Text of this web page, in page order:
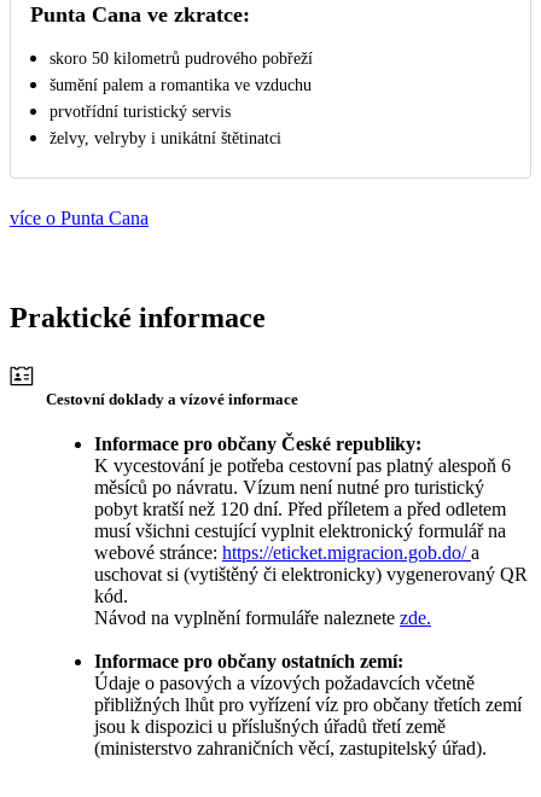
Punta Cana ve zkratce:
skoro 50 kilometrů pudrového pobřeží
šumění palem a romantika ve vzduchu
prvotřídní turistický servis
želvy, velryby i unikátní štětinatci
více o Punta Cana
Praktické informace
Cestovní doklady a vízové informace
Informace pro občany České republiky:
K vycestování je potřeba cestovní pas platný alespoň 6
měsíců po návratu. Vízum není nutné pro turistický
pobyt kratší než 120 dní. Před příletem a před odletem
musí všichni cestující vyplnit elektronický formulář na
webové stránce: https://eticket.migracion.gob.do/a
uschovat si (vytištěný či elektronicky) vygenerovaný QR
kód.
Návod na vyplnění formuláře naleznete zde.
Informace pro občany ostatních zemí:
Údaje o pasových a vízových požadavcích včetně
přibližných lhůt pro vyřízení víz pro občany třetích zemí
jsou k dispozici u příslušných úřadů třetí země
(ministerstvo zahraničních věcí, zastupitelský úřad).